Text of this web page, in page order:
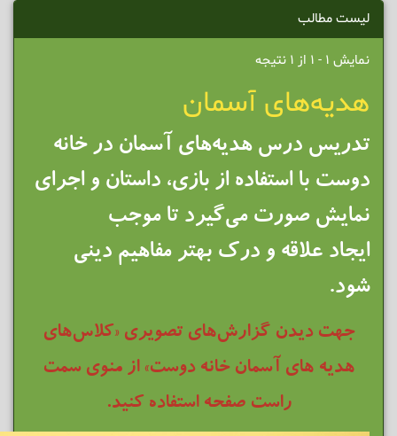
لیست مطالب
نمایش 1 - 1 از 1 نتیجه
هدیه‌های آسمان
تدریس درس هدیه‌های آسمان در خانه
دوست با استفاده از بازی، داستان و اجرای
نمایش صورت می‌گیرد تا موجب
ایجاد علاقه و درک بهتر مفاهیم دینی
شود.
جهت دیدن گزارش‌های تصویری «کلاس‌های
هدیه های آسمان خانه دوست» از منوی سمت
راست صفحه استفاده کنید.